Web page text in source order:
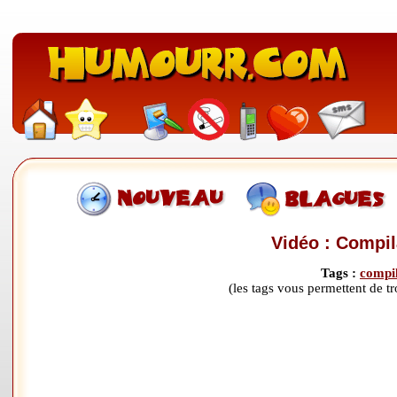
Vidéo :
Tags :
(les tags vous permettent de